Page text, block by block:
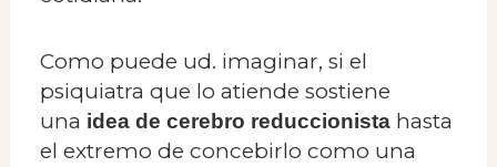
Como puede ud. imaginar, si el
psiquiatra que lo atiende sostiene
una idea de cerebro reduccionista hasta
el extremo de concebirlo como una